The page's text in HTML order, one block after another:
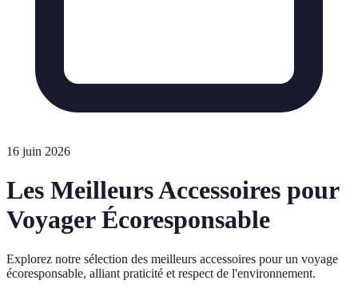
16 juin 2026
Les Meilleurs Accessoires pour
Voyager Écoresponsable
Explorez notre sélection des meilleurs accessoires pour un voyage
écoresponsable, alliant praticité et respect de l'environnement.